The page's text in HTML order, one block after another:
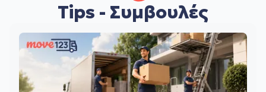
Tips - Συμβουλές